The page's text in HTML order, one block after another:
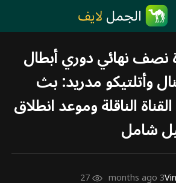
نصف نهائي دوري أبطال
وأتلتيكو مدريد: بث
الناقلة وموعد انطلاق
شامل
3 months ago
27